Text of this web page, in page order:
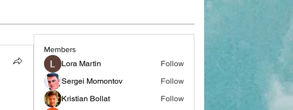
Members
Lora Martin
Follow
Sergei Momontov
Follow
Kristian Bollat
Follow